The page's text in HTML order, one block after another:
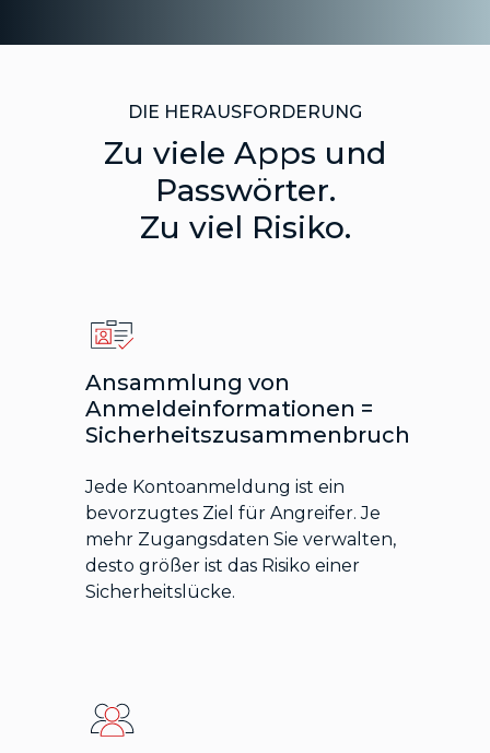
DIE HERAUSFORDERUNG
Zu viele Apps und
Passwörter.
Zu viel Risiko.
Ansammlung von
Anmeldeinformationen =
Sicherheitszusammenbruch
Jede Kontoanmeldung ist ein
bevorzugtes Ziel für Angreifer. Je
mehr Zugangsdaten Sie verwalten,
desto größer ist das Risiko einer
Sicherheitslücke.